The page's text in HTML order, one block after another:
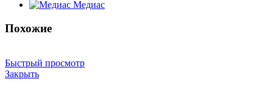
Медиас
Похожие
Быстрый просмотр
Закрыть